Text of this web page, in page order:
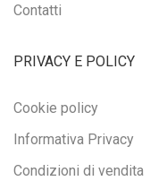
Contatti
PRIVACY E POLICY
Cookie policy
Informativa Privacy
Condizioni di vendita